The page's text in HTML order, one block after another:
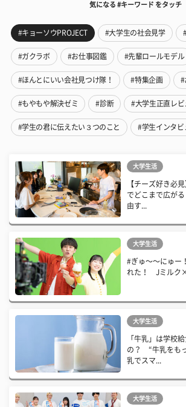
気になる #キーワード をタッチ
#キョーソウPROJECT #大学生の社会見学
#ガクラボ #お仕事図鑑 #先輩ロールモデル
#ほんとにいい会社見つけ隊！ #特集企画 #
#もやもや解決ゼミ #診断 #大学生正直レビ
#学生の君に伝えたい３つのこと #学生インタビ
大学生活
【チーズ好き必
でどこまで広が
由す...
大学生活
#ぎゅ〜〜にゅー
れた！ Jミルク×
大学生活
「牛乳」は学校
の？ “牛乳をも
乳でスマ...
大学生活